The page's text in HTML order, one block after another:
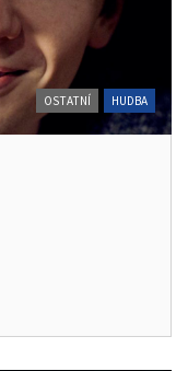
OSTATNÍ HUDBA